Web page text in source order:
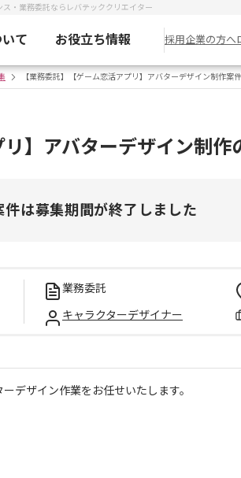
・業務委託ならレバテッククリエイター
て お役立ち情報 採用企業の方へ
【業務委託】【ゲーム恋活アプリ】アバターデザイン制作案件
リ】アバターデザイン制作
件は募集期間が終了しました
業務委託
キャラクターデザイナー
デザイン作業をお任せいたします。